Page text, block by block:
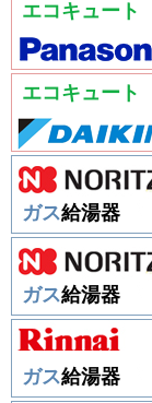
エコキュート
エコキュート
ガス給湯器
ガス給湯器
ガス給湯器